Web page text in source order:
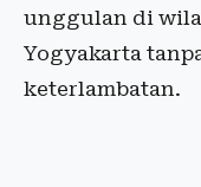
unggulan di
Yogyakarta
keterlambatan.